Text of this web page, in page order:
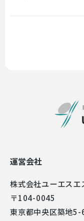
運営会社
株式会社ユーエスエ
〒104-0045
東京都中央区築地